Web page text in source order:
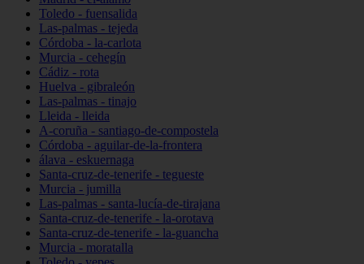
Toledo - fuensalida
Las-palmas - tejeda
Córdoba - la-carlota
Murcia - cehegín
Cádiz - rota
Huelva - gibraleón
Las-palmas - tinajo
Lleida - lleida
A-coruña - santiago-de-compostela
Córdoba - aguilar-de-la-frontera
álava - eskuernaga
Santa-cruz-de-tenerife - tegueste
Murcia - jumilla
Las-palmas - santa-lucía-de-tirajana
Santa-cruz-de-tenerife - la-orotava
Santa-cruz-de-tenerife - la-guancha
Murcia - moratalla